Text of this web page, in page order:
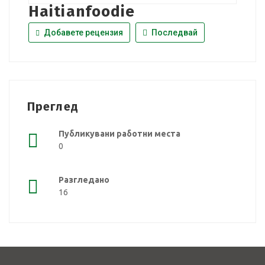
Haitianfoodie
Добавете рецензия Последвай
Преглед
Публикувани работни места
0
Разгледано
16